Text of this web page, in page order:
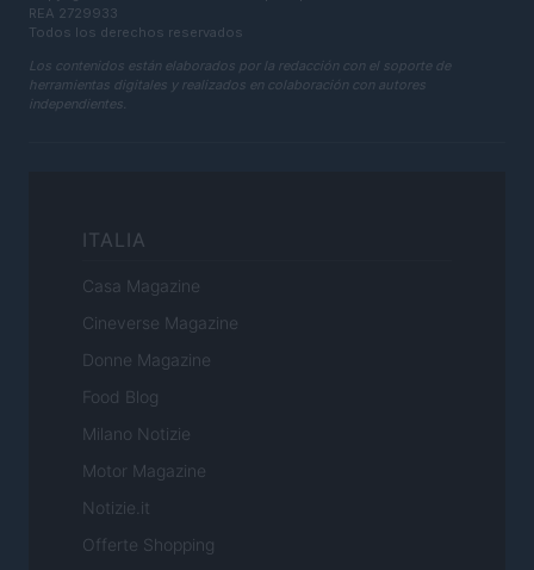
REA 2729933
Todos los derechos reservados
Los contenidos están elaborados por la redacción con el soporte de
herramientas digitales y realizados en colaboración con autores
independientes.
ITALIA
Casa Magazine
Cineverse Magazine
Donne Magazine
Food Blog
Milano Notizie
Motor Magazine
Notizie.it
Offerte Shopping